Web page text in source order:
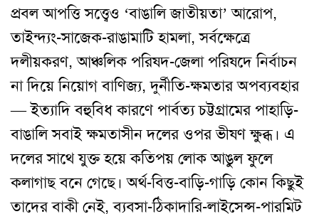
প্রবল আপত্তি সত্ত্বেও ‘বাঙালি জাতীয়তা’ আরোপ,
তাইন্দ্যং-সাজেক-রাঙামাটি হামলা, সর্বক্ষেত্রে
দলীয়করণ, আঞ্চলিক পরিষদ-জেলা পরিষদে নির্বাচন
না দিয়ে নিয়োগ বাণিজ্য, দুর্নীতি-ক্ষমতার অপব্যবহার
— ইত্যাদি বহুবিধ কারণে পার্বত্য চট্টগ্রামের পাহাড়ি-
বাঙালি সবাই ক্ষমতাসীন দলের ওপর ভীষণ ক্ষুব্ধ। এ
দলের সাথে যুক্ত হয়ে কতিপয় লোক আঙুল ফুলে
কলাগাছ বনে গেছে। অর্থ-বিত্ত-বাড়ি-গাড়ি কোন কিছুই
তাদের বাকী নেই, ব্যবসা-ঠিকাদারি-লাইসেন্স-পারমিট